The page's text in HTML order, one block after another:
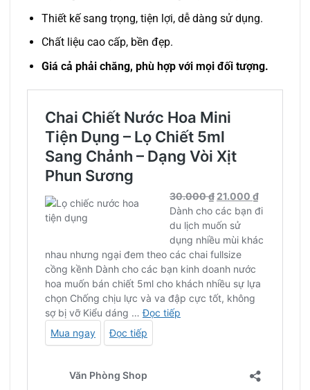
Thiết kế sang trọng, tiện lợi, dễ dàng sử dụng.
Chất liệu cao cấp, bền đẹp.
Giá cả phải chăng, phù hợp với mọi đối tượng.